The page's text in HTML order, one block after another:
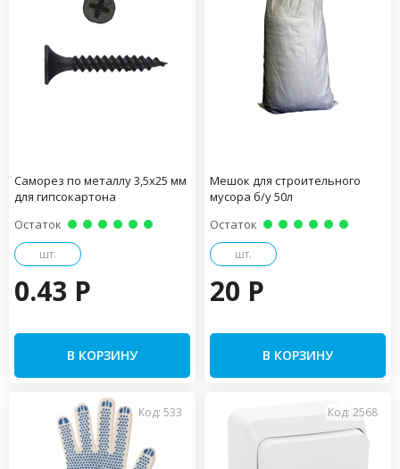
Саморез по металлу 3,5х25 мм
для гипсокартона
Остаток
шт.
0.43 P
В КОРЗИНУ
Мешок для строительного
мусора б/у 50л
Остаток
шт.
20 P
В КОРЗИНУ
Код: 533 Код: 2568